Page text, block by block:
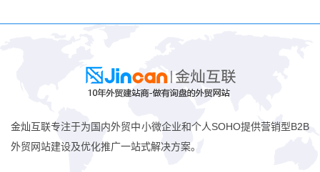
金灿互联专注于为国内外贸中小微企业和个人SOHO提供营销型B2B
外贸网站建设及优化推广一站式解决方案。